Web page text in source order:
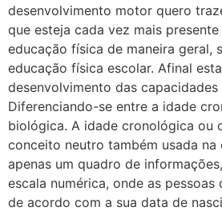
desenvolvimento motor quero
que esteja cada vez mais presente
educação física de maneira geral,
educação física escolar. Afinal
desenvolvimento das
Diferenciando-se entre a idade
biológica. A idade cronológica ou
conceito neutro também usada
apenas um quadro de
escala numérica, onde as pessoas
de acordo com a sua data de